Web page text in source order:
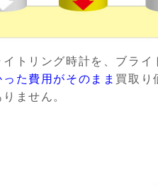
イトリング時計を、ブラ
た費用がそのまま 買取り
ません。